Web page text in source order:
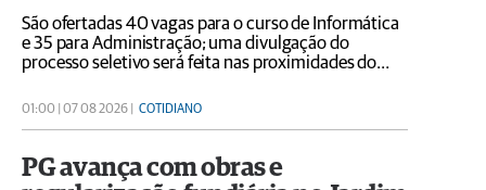
São ofertadas 40 vagas para o curso de Informática
e 35 para Administração; uma divulgação do
processo seletivo será feita nas proximidades do
01:00 | 07 08 2026 | COTIDIANO
PG avança com obras e